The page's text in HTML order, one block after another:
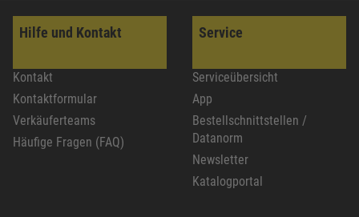
Hilfe und Kontakt
Kontakt
Kontaktformular
Verkäuferteams
Häufige Fragen (FAQ)
Service
Serviceübersicht
App
Bestellschnittstellen /
Datanorm
Newsletter
Katalogportal